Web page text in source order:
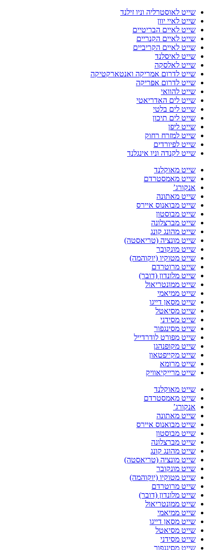
שייט לאוסטרליה וניו זילנד
שייט לאיי יוון
שייט לאיים הבריטיים
שייט לאיים הקנריים
שייט לאיים הקריביים
שייט לאיסלנד
שייט לאלסקה
שייט לדרום אמריקה ואנטארקטיקה
שייט לדרום אפריקה
שייט להוואי
שייט לים האדריאטי
שייט לים בלטי
שייט לים תיכון
שייט ליפן
שייט למזרח רחוק
שייט לפיורדים
שייט לקנדה וניו אינגלנד
שייט מאוקלנד
שייט מאמסטרדם
אנקורג’
שייט מאתונה
שייט מבואנוס איירס
שייט מבוסטון
שייט מברצלונה
שייט מהונג קונג
שייט מונציה (טריאסטה)
שייט מונקובר
שייט מטוקיו (יוקוהמה)
שייט מרוטרדם
שייט מלונדון (דובר)
שייט ממונטריאול
שייט ממיאמי
שייט מסאן דייגו
שייט מסיאטל
שייט מסידני
שייט מסינגפור
שייט מפורט לודרדייל
שייט מקופנהגן
שייט מקייפטאון
שייט מרומא
שייט מרייקיאוויק
שייט מאוקלנד
שייט מאמסטרדם
אנקורג’
שייט מאתונה
שייט מבואנוס איירס
שייט מבוסטון
שייט מברצלונה
שייט מהונג קונג
שייט מונציה (טריאסטה)
שייט מונקובר
שייט מטוקיו (יוקוהמה)
שייט מרוטרדם
שייט מלונדון (דובר)
שייט ממונטריאול
שייט ממיאמי
שייט מסאן דייגו
שייט מסיאטל
שייט מסידני
שייט מסינגפור